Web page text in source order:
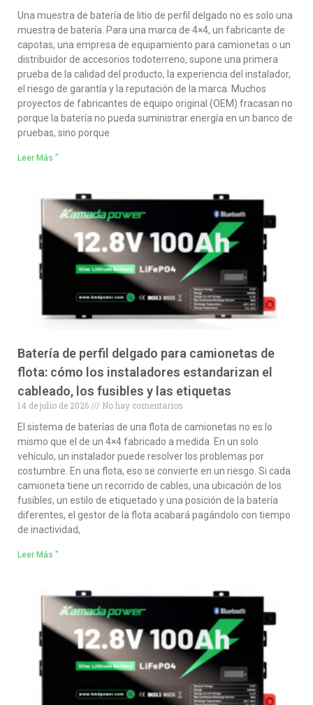
Una muestra de batería de litio de perfil delgado no es solo una
muestra de batería. Para una marca de 4×4, un fabricante de
capotas, una empresa de equipamiento para camionetas o un
distribuidor de accesorios todoterreno, supone una primera
prueba de la calidad del producto, la experiencia del instalador,
el riesgo de garantía y la reputación de la marca. Muchos
proyectos de fabricantes de equipo original (OEM) fracasan no
porque la batería no pueda suministrar energía en un banco de
pruebas, sino porque
Leer Más "
Batería de perfil delgado para camionetas de
flota: cómo los instaladores estandarizan el
cableado, los fusibles y las etiquetas
14 de julio de 2026
No hay comentarios
El sistema de baterías de una flota de camionetas no es lo
mismo que el de un 4×4 fabricado a medida. En un solo
vehículo, un instalador puede resolver los problemas por
costumbre. En una flota, eso se convierte en un riesgo. Si cada
camioneta tiene un recorrido de cables, una ubicación de los
fusibles, un estilo de etiquetado y una posición de la batería
diferentes, el gestor de la flota acabará pagándolo con tiempo
de inactividad,
Leer Más "